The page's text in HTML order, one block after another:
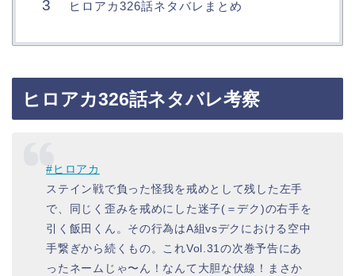
ヒロアカ326話ネタバレまとめ
ヒロアカ326話ネタバレ考察
#ヒロアカ
ステイン戦で負った怪我を戒めとして残した左手
で、同じく歪みを戒めにした迷子(＝デク)の右手を
引く飯田くん。その行為はA組vsデクにおける空中
手繋ぎから続くもの。これVol.31の次巻予告にあ
ったネームじゃ〜ん！なんて大胆な伏線！まさか